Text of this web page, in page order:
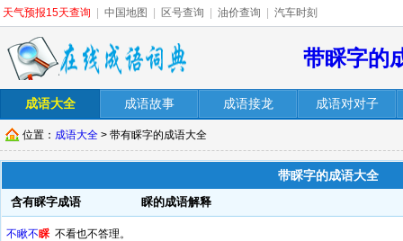
天气预报15天查询 中国地图 区号查询 油价查询 汽车时刻
带睬字的
成语大全 成语故事 成语接龙 成语对对子
位置： 成语大全 > 带有睬字的成语大全
带睬字的成语大全
含有睬字成语 睬的成语解释
不瞅不睬 不看也不答理。